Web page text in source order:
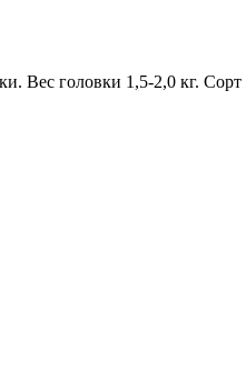
Вес головки 1,5-2,0 кг. Сорт